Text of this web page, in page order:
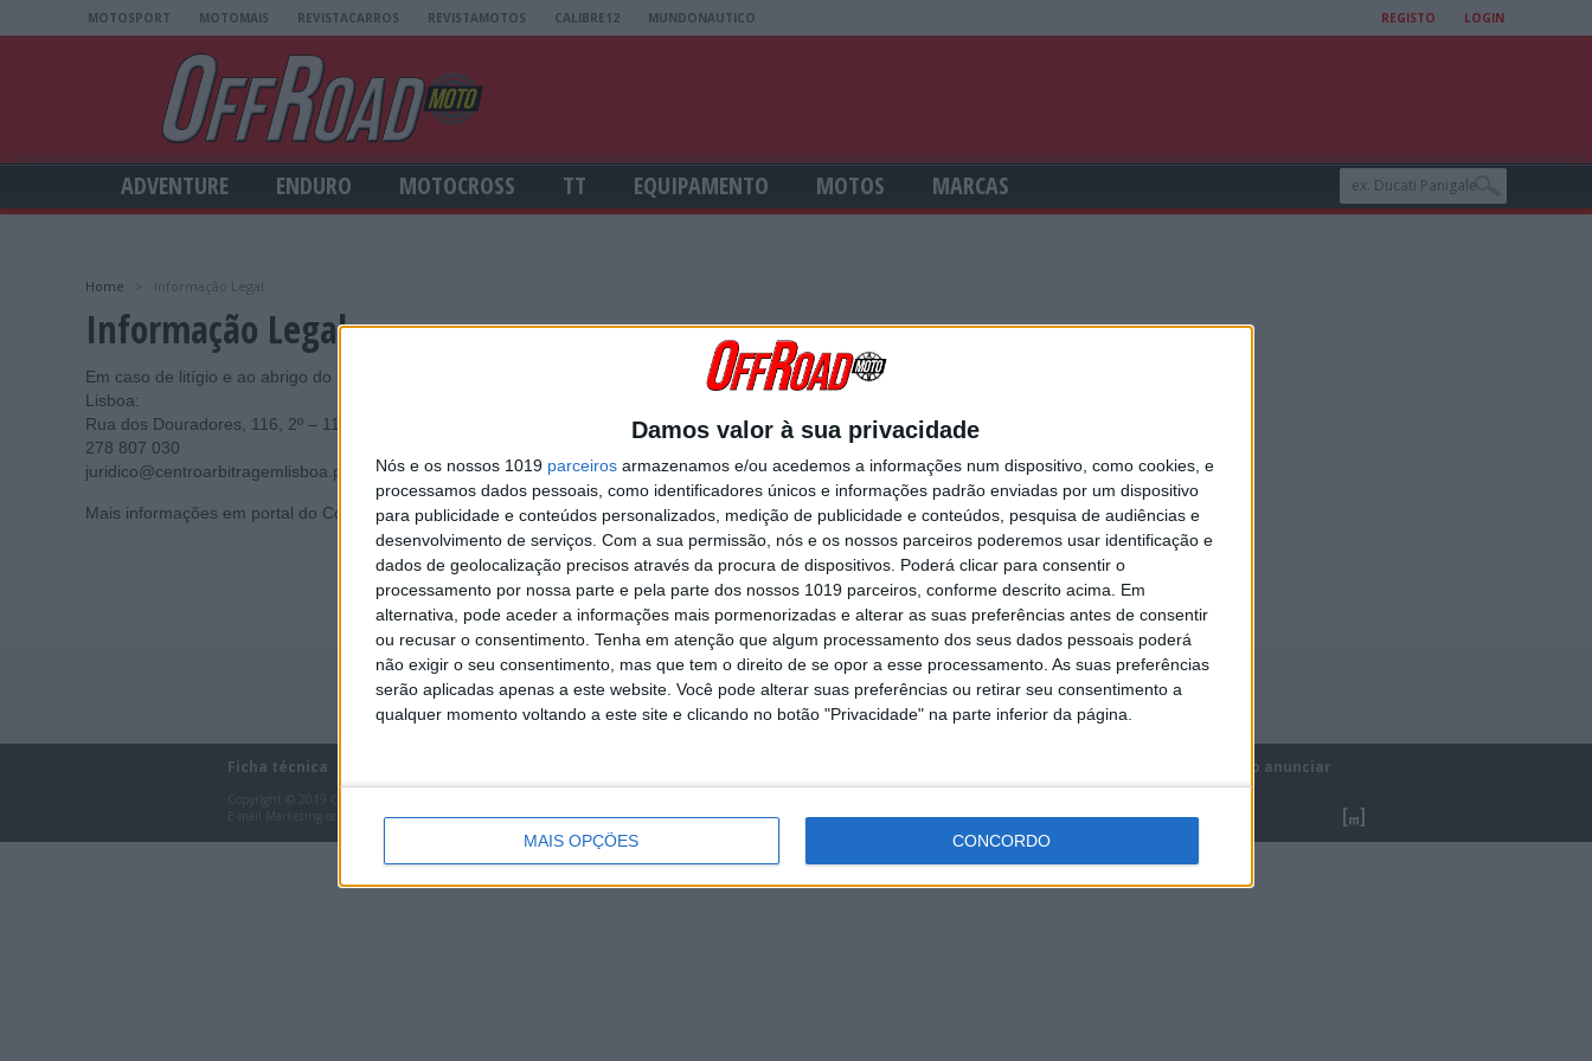
Damos valor à sua privacidade
Nós e os nossos 1019 parceiros armazenamos e/ou acedemos a informações num dispositivo, como cookies, e
processamos dados pessoais, como identificadores únicos e informações padrão enviadas por um dispositivo
para publicidade e conteúdos personalizados, medição de publicidade e conteúdos, pesquisa de audiências e
desenvolvimento de serviços. Com a sua permissão, nós e os nossos parceiros poderemos usar identificação e
dados de geolocalização precisos através da procura de dispositivos. Poderá clicar para consentir o
processamento por nossa parte e pela parte dos nossos 1019 parceiros, conforme descrito acima. Em
alternativa, pode aceder a informações mais pormenorizadas e alterar as suas preferências antes de consentir
ou recusar o consentimento. Tenha em atenção que algum processamento dos seus dados pessoais poderá
não exigir o seu consentimento, mas que tem o direito de se opor a esse processamento. As suas preferências
serão aplicadas apenas a este website. Você pode alterar suas preferências ou retirar seu consentimento a
qualquer momento voltando a este site e clicando no botão "Privacidade" na parte inferior da página.
MAIS OPÇÕES CONCORDO
MOTOSPORT MOTOMAIS REVISTACARROS REVISTAMOTOS CALIBRE12 MUNDONAUTICO REGISTO LOGIN
ADVENTURE ENDURO MOTOCROSS TT EQUIPAMENTO MOTOS MARCAS
Home Informação Legal
Informação Legal
Em caso de litígio e ao abrigo do Dec. Lei 144/2015, o consumidor pode recorrer ao Centro de Arbitragem de Conflitos de Consumo de
Lisboa:
Rua dos Douradores, 116, 2º – 1100-207 Lisboa
278 807 030
juridico@centroarbitragemlisboa.pt
Mais informações em portal do Consumidor, no sítio www.consumidor.pt
Ficha técnica Como anunciar
E-mail Marketing certified by: